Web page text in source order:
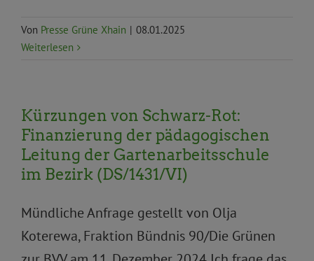
Von Presse Grüne Xhain | 08.01.2025
Weiterlesen
Kürzungen von Schwarz-Rot:
Finanzierung der pädagogischen
Leitung der Gartenarbeitsschule
im Bezirk (DS/1431/VI)
Mündliche Anfrage gestellt von Olja
Koterewa, Fraktion Bündnis 90/Die Grünen